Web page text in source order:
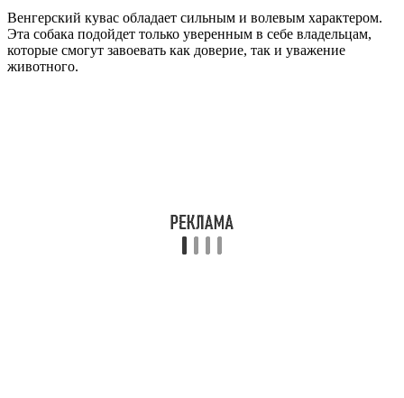
Венгерский кувас обладает сильным и волевым характером.
Эта собака подойдет только уверенным в себе владельцам,
которые смогут завоевать как доверие, так и уважение
животного.